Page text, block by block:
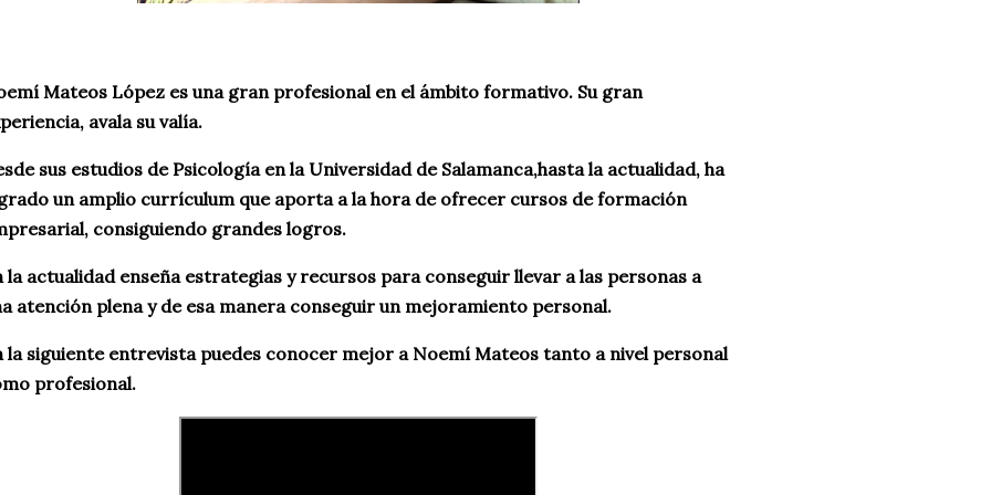
Mateos López es una gran profesional en el ámbito formativo. Su gran
avala su valía.
sus estudios de Psicología en la Universidad de Salamanca,hasta la actualidad, ha
un amplio currículum que aporta a la hora de ofrecer cursos de formación
consiguiendo grandes logros.
la actualidad enseña estrategias y recursos para conseguir llevar a las personas a
atención plena y de esa manera conseguir un mejoramiento personal.
la siguiente entrevista puedes conocer mejor a Noemí Mateos tanto a nivel personal
profesional.